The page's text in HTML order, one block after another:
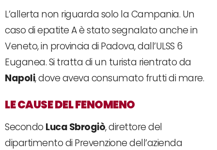
L’allerta non riguarda solo la Campania. Un
caso di epatite A è stato segnalato anche in
Veneto, in provincia di Padova, dall’ULSS 6
Euganea. Si tratta di un turista rientrato da
Napoli, dove aveva consumato frutti di mare.
LE CAUSE DEL FENOMENO
Secondo Luca Sbrogiò, direttore del
dipartimento di Prevenzione dell’azienda